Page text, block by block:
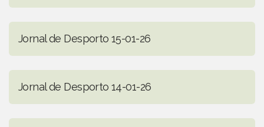
Jornal de Desporto 15-01-26
Jornal de Desporto 14-01-26